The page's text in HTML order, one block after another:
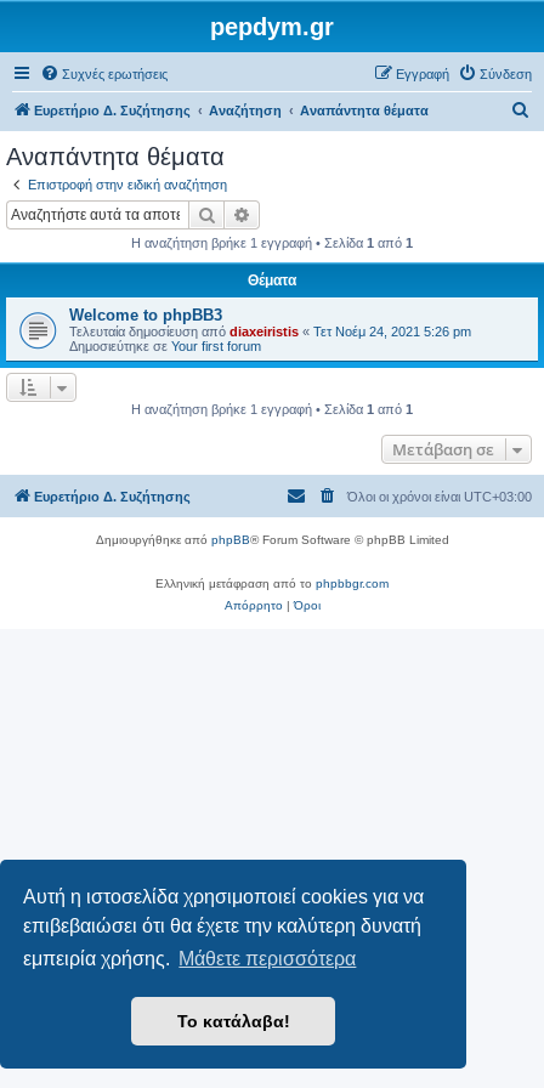
Αυτή η ιστοσελίδα χρησιμοποιεί cookies για να
επιβεβαιώσει ότι θα έχετε την καλύτερη δυνατή
εμπειρία χρήσης. Μάθετε περισσότερα
Το κατάλαβα!
pepdym.gr
Συχνές ερωτήσεις Σύνδεση
Εγγραφή
Ευρετήριο Δ. Συζήτησης Αναζήτηση Αναπάντητα θέματα
Αναπάντητα θέματα
Επιστροφή στην ειδική αναζήτηση
Αναζήτηση
Η αναζήτηση βρήκε 1 εγγραφή • Σελίδα 1 από 1
Θέματα
Welcome to phpBB3
Τελευταία δημοσίευση από diaxeiristis « Τετ Νοέμ 24, 2021 5:26 pm
Δημοσιεύτηκε σε Your first forum
Η αναζήτηση βρήκε 1 εγγραφή • Σελίδα 1 από 1
Μετάβαση σε
Ευρετήριο Δ. Συζήτησης Όλοι οι χρόνοι είναι UTC+03:00
Δημιουργήθηκε από phpBB® Forum Software © phpBB Limited
Ελληνική μετάφραση από το phpbbgr.com
Απόρρητο|Όροι